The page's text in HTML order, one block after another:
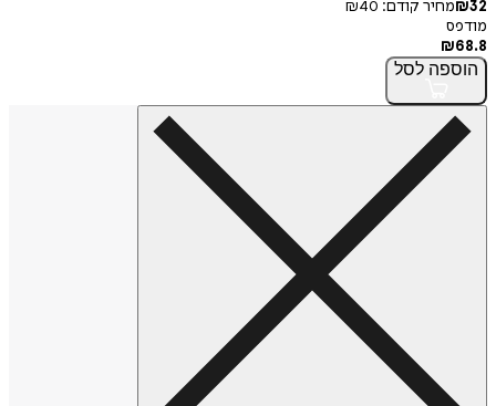
₪32 מחיר קודם: ₪40
מודפס
₪68.8
הוספה לסל